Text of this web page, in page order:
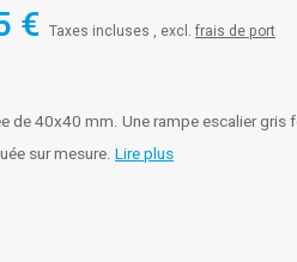
€ Taxes incluses , excl. frais de port
de 40x40 mm. Une rampe escalier
sur mesure. Lire plus